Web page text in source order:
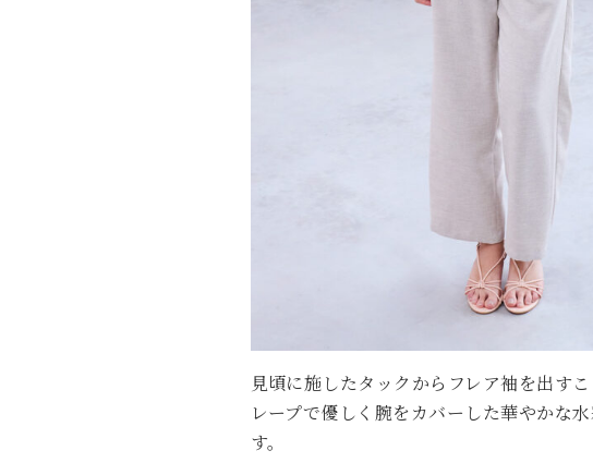
見頃に施したタックからフレア袖を出す
レープで優しく腕をカバーした華やかな
す。